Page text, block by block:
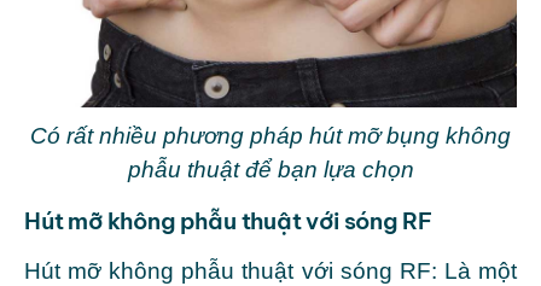
Có rất nhiều phương pháp hút mỡ bụng không
phẫu thuật để bạn lựa chọn
Hút mỡ không phẫu thuật với sóng RF
Hút mỡ không phẫu thuật với sóng RF: Là một